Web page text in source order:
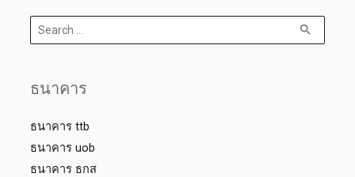
ธนาคาร
ธนาคาร ttb
ธนาคาร uob
ธนาคาร ธกส